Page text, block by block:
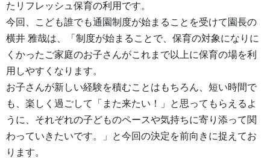
たリフレッシュ保育の利用です。
今回、こども誰でも通園制度が始まることを受けて園長の
横井 雅哉は、「制度が始まることで、保育の対象になりに
くかったご家庭のお子さんがこれまで以上に保育の場を利
用しやすくなります。
お子さんが新しい経験を積むことはもちろん、短い時間で
も、楽しく過ごして「また来たい！」と思ってもらえるよ
うに、それぞれの子どものペースや気持ちに寄り添って関
わっていきたいです。」と今回の決定を前向きに捉えてお
ります。